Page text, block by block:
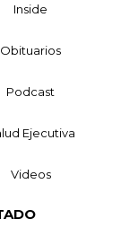
Inside
Obituarios
Podcast
Ejecutiva
Videos